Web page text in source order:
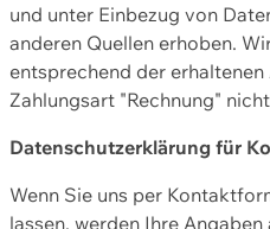
und unter Einbezug von
anderen Quellen erhoben.
entsprechend der
Zahlungsart "Rechnung"
Datenschutzerklärung für
Wenn Sie uns per
lassen, werden Ihre